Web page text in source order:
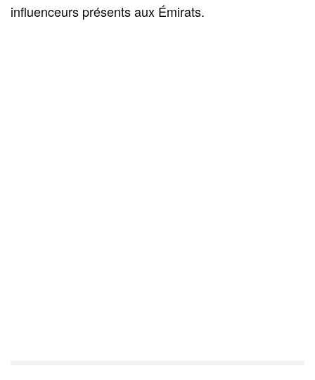
influenceurs présents aux Émirats.